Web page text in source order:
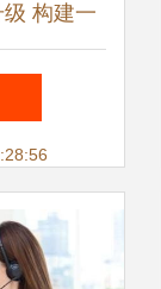
构建一
服务新生